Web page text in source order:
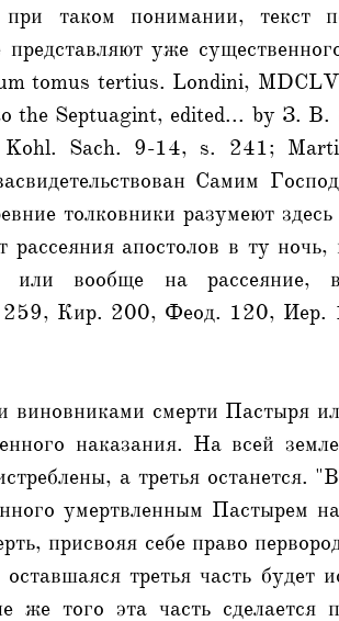
при таком понимании,
уже
tomus tertius. Londini,
the Septuagint, edited... by З.
Sach. 9-14, s. 241; Marti
Самим
толковники разумеют здесь
рассеяния апостолов в ту
вообще на рассеяние,
259, Кир. 200, Феод. 120,
смерти Пастыря
наказания. На всей
а третья останется.
умертвленным Пастырем
присвояя себе право
третья часть будет
же того эта часть